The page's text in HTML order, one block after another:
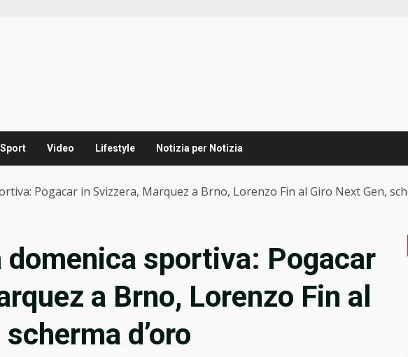
Sport Video Lifestyle Notizia per Notizia
Pogacar in Svizzera, Marquez a Brno, Lorenzo Fin al Giro Next Gen,
domenica sportiva: Pogacar
a Brno, Lorenzo Fin al
d’oro